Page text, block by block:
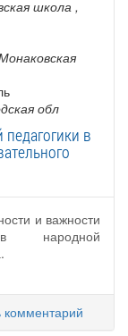
школа ,
обл
в
и важности
народной
комментарий